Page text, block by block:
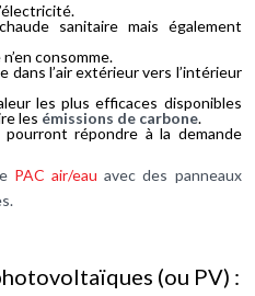
sanitaire mais également
consomme.
dans l’air extérieur vers l’intérieur
les plus efficaces disponibles
les émissions de carbone.
répondre à la demande
PAC air/eau avec des panneaux
(ou PV) :